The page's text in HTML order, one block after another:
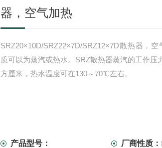
器，空气加热
SRZ20×10D/SRZ22×7D/SRZ12×7D散热器，
质可以为蒸汽或热水。SRZ散热器蒸汽的工作压
方厘米，热水温度可在130～70℃左右。
产品型号： 厂商性质：